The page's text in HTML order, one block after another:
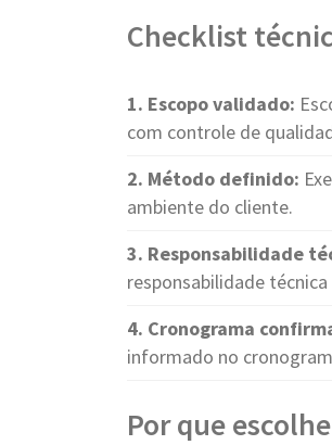
Checklist
1. Escopo validado:
com controle de
2. Método definido:
ambiente do cliente.
3. Responsabilidade
responsabilidade
4. Cronograma
informado no
Por que